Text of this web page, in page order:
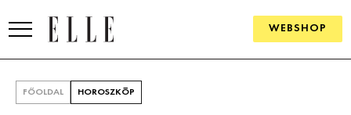
WEBSHOP
FŐOLDAL HOROSZKÓP